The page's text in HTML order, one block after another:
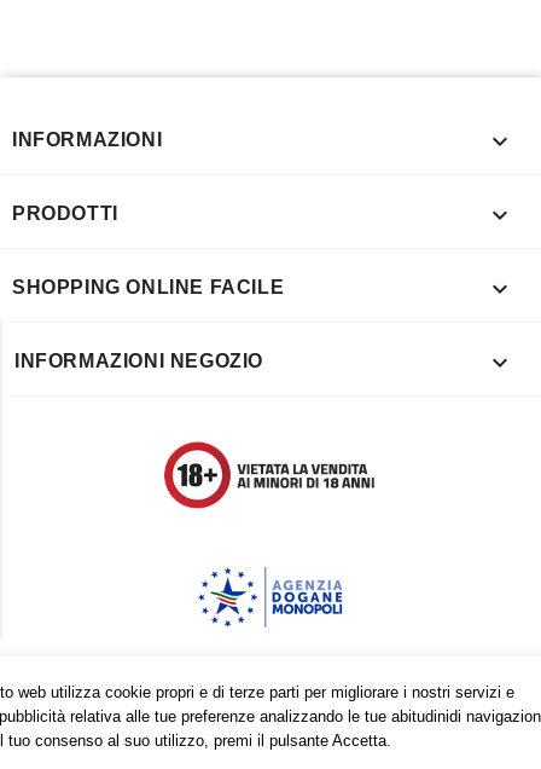
web utilizza cookie propri e di terze parti per migliorare i nostri servizi e
relativa alle tue preferenze analizzando le tue abitudinidi
tuo consenso al suo utilizzo, premi il pulsante Accetta.
INFORMAZIONI 
PRODOTTI 
SHOPPING ONLINE FACILE 
INFORMAZIONI NEGOZIO 
Trovaci anche su:
FacebookPinterestInstagram